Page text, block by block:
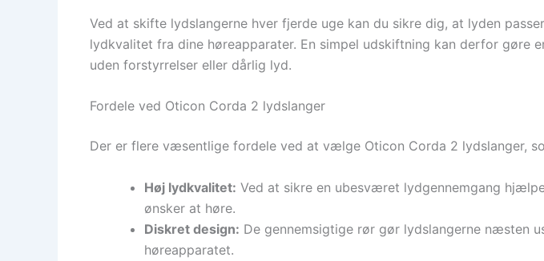
Ved at skifte lydslangerne hver fjerde uge kan du sikre dig, at lyden
lydkvalitet fra dine høreapparater. En simpel udskiftning kan derfor gøre
uden forstyrrelser eller dårlig lyd.
Fordele ved Oticon Corda 2 lydslanger
Der er flere væsentlige fordele ved at vælge Oticon Corda 2 lydslanger,
Høj lydkvalitet: Ved at sikre en ubesværet lydgennemgang
ønsker at høre.
Diskret design: De gennemsigtige rør gør lydslangerne næsten
høreapparatet.